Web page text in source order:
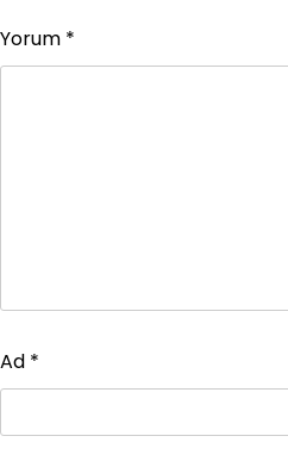
Yorum *
Ad *